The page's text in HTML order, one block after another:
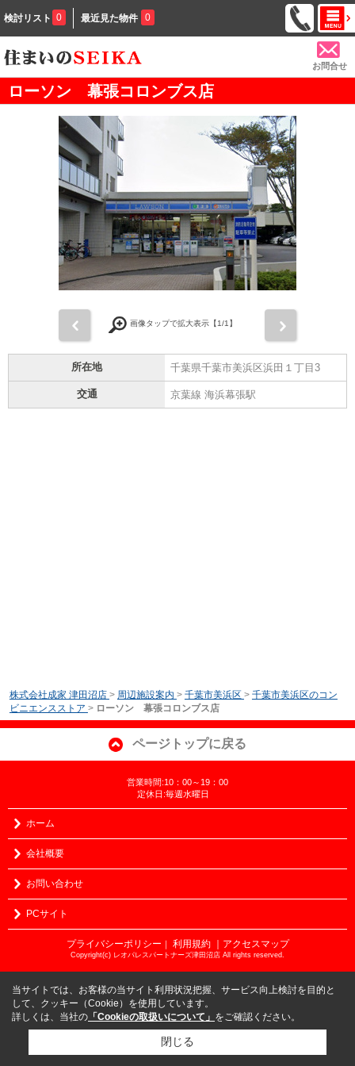
検討リスト 0 最近見た物件 0
お問合せ
ローソン 幕張コロンブス店
画像タップで拡大表示【1/1】
所在地 千葉県千葉市美浜区浜田１丁目3
交通 京葉線 海浜幕張駅
株式会社成家 津田沼店 > 周辺施設案内 > 千葉市美浜区 > 千葉市美浜区のコン
ビニエンスストア > ローソン 幕張コロンブス店
ページトップに戻る
営業時間:10：00～19：00
定休日:毎週水曜日
ホーム
会社概要
お問い合わせ
PCサイト
プライバシーポリシー ｜ 利用規約 ｜アクセスマップ
Copyright(c) レオパレスパートナーズ津田沼店 All rights reserved.
当サイトでは、お客様の当サイト利用状況把握、サービス向上検討を目的と
して、クッキー（Cookie）を使用しています。
詳しくは、当社の 「Cookieの取扱いについて」 をご確認ください。
閉じる